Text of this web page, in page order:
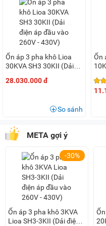
Ổn áp 3 pha khô Lioa
30KVA SH3 30KII (Dải
430V)
28.030.000 đ
So sánh
Ổn
META gợi ý
-30%
Ổn áp 3 pha khô 3KVA
Lioa SH3-3KII (Dải điện